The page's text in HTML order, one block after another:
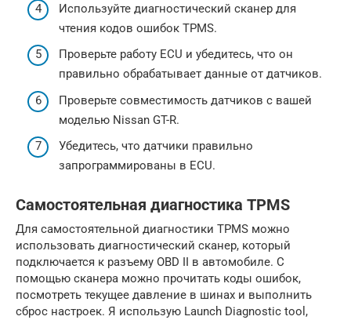
Используйте диагностический сканер для
чтения кодов ошибок TPMS.
Проверьте работу ECU и убедитесь, что он
правильно обрабатывает данные от датчиков.
Проверьте совместимость датчиков с вашей
моделью Nissan GT-R.
Убедитесь, что датчики правильно
запрограммированы в ECU.
Самостоятельная диагностика TPMS
Для самостоятельной диагностики TPMS можно
использовать диагностический сканер, который
подключается к разъему OBD II в автомобиле. С
помощью сканера можно прочитать коды ошибок,
посмотреть текущее давление в шинах и выполнить
сброс настроек. Я использую Launch Diagnostic tool,